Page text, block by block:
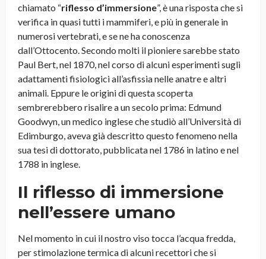
chiamato “riflesso d’immersione”, è una risposta che si
verifica in quasi tutti i mammiferi, e più in generale in
numerosi vertebrati, e se ne ha conoscenza
dall’Ottocento. Secondo molti il pioniere sarebbe stato
Paul Bert, nel 1870, nel corso di alcuni esperimenti sugli
adattamenti fisiologici all’asfissia nelle anatre e altri
animali. Eppure le origini di questa scoperta
sembrerebbero risalire a un secolo prima: Edmund
Goodwyn, un medico inglese che studiò all’Università di
Edimburgo, aveva già descritto questo fenomeno nella
sua tesi di dottorato, pubblicata nel 1786 in latino e nel
1788 in inglese.
Il riflesso di immersione
nell’essere umano
Nel momento in cui il nostro viso tocca l’acqua fredda,
per stimolazione termica di alcuni recettori che si